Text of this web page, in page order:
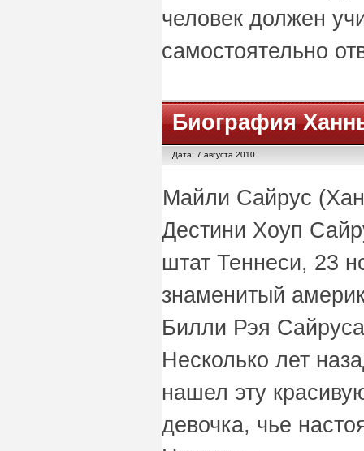
человек должен
самостоятельно
Биография
Дата: 7 августа 2010
Майли Сайрус
Дестини Хоуп
штат Теннеси, 23
знаменитый
Билли Рэя
Несколько лет
нашел эту
девочка, чье